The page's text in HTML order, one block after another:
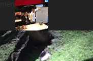
menu